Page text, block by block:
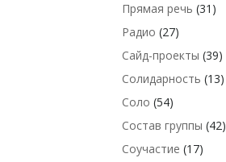
Прямая речь (31)
Радио (27)
Сайд-проекты (39)
Солидарность (13)
Соло (54)
Состав группы (42)
Соучастие (17)